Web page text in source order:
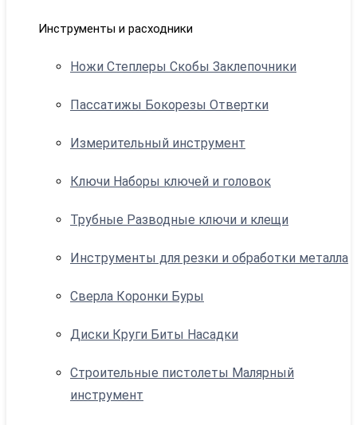
Инструменты и расходники
Ножи Степлеры Скобы Заклепочники
Пассатижы Бокорезы Отвертки
Измерительный инструмент
Ключи Наборы ключей и головок
Трубные Разводные ключи и клещи
Инструменты для резки и обработки металла
Сверла Коронки Буры
Диски Круги Биты Насадки
Строительные пистолеты Малярный
инструмент